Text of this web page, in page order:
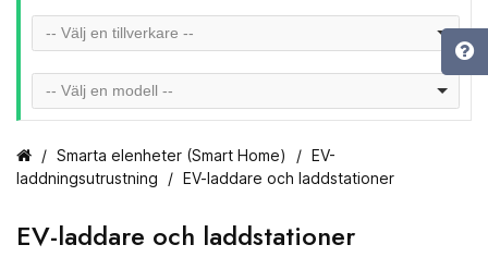
-- Välj en tillverkare --
-- Välj en modell --
Smarta elenheter (Smart Home)
EV-
laddningsutrustning
EV-laddare och laddstationer
EV-laddare och laddstationer